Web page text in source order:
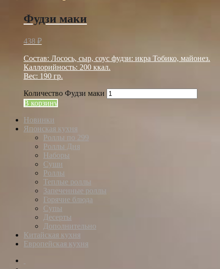
Фудзи маки
438 ₽
Состав: Лосось, сыр, соус фудзи: икра Тобико, майонез.
Каллорийность: 200 ккал.
Вес: 190 гр.
Количество Фудзи маки
В корзину
Новинки
Японская кухня
Роллы по 299
Роллы Дня
Наборы
Суши
Роллы
Теплые роллы
Запеченные роллы
Горячие блюда
Супы
Десерты
Дополнительно
Китайская кухня
Европейская кухня